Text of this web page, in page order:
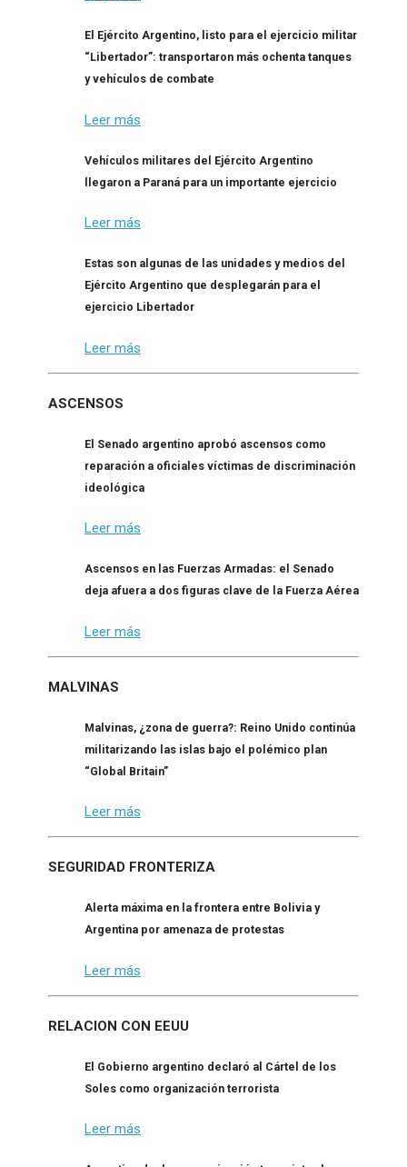
El Ejército Argentino, listo para el ejercicio militar
“Libertador”: transportaron más ochenta tanques
y vehículos de combate
Leer más
Vehículos militares del Ejército Argentino
llegaron a Paraná para un importante ejercicio
Leer más
Estas son algunas de las unidades y medios del
Ejército Argentino que desplegarán para el
ejercicio Libertador
Leer más
ASCENSOS
El Senado argentino aprobó ascensos como
reparación a oficiales víctimas de discriminación
ideológica
Leer más
Ascensos en las Fuerzas Armadas: el Senado
deja afuera a dos figuras clave de la Fuerza Aérea
Leer más
MALVINAS
Malvinas, ¿zona de guerra?: Reino Unido continúa
militarizando las islas bajo el polémico plan
“Global Britain”
Leer más
SEGURIDAD FRONTERIZA
Alerta máxima en la frontera entre Bolivia y
Argentina por amenaza de protestas
Leer más
RELACION CON EEUU
El Gobierno argentino declaró al Cártel de los
Soles como organización terrorista
Leer más